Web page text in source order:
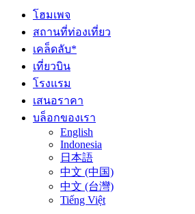
โฮมเพจ
สถานที่ท่องเที่ยว
เคล็ดลับ*
เที่ยวบิน
โรงแรม
เสนอราคา
บล็อกของเรา
English
Indonesia
日本語
中文 (中国)
中文 (台灣)
Tiếng Việt